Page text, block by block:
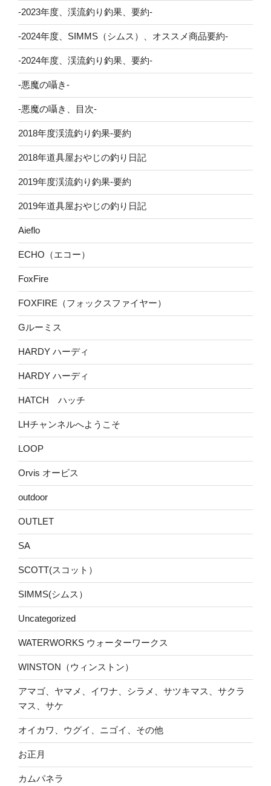
-2023年度、渓流釣り釣果、要約-
-2024年度、SIMMS（シムス）、オススメ商品要約-
-2024年度、渓流釣り釣果、要約-
-悪魔の囁き-
-悪魔の囁き、目次-
2018年度渓流釣り釣果-要約
2018年道具屋おやじの釣り日記
2019年度渓流釣り釣果-要約
2019年道具屋おやじの釣り日記
Aieflo
ECHO（エコー）
FoxFire
FOXFIRE（フォックスファイヤー）
Gルーミス
HARDY ハーディ
HARDY ハーディ
HATCH ハッチ
LHチャンネルへようこそ
LOOP
Orvis オービス
outdoor
OUTLET
SA
SCOTT(スコット）
SIMMS(シムス）
Uncategorized
WATERWORKS ウォーターワークス
WINSTON（ウィンストン）
アマゴ、ヤマメ、イワナ、シラメ、サツキマス、サクラ
マス、サケ
オイカワ、ウグイ、ニゴイ、その他
お正月
カムパネラ